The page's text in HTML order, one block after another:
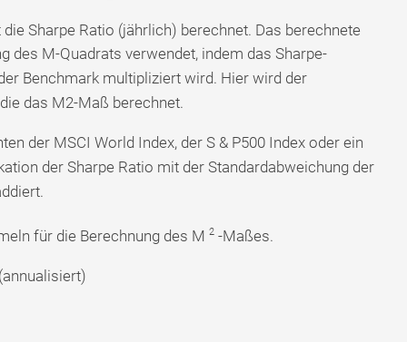
Sharpe Ratio (jährlich) berechnet. Das berechnete
des M-Quadrats verwendet, indem das Sharpe-
Benchmark multipliziert wird. Hier wird der
das M2-Maß berechnet.
der MSCI World Index, der S & P500 Index oder ein
der Sharpe Ratio mit der Standardabweichung der
für die Berechnung des M 2-Maßes.